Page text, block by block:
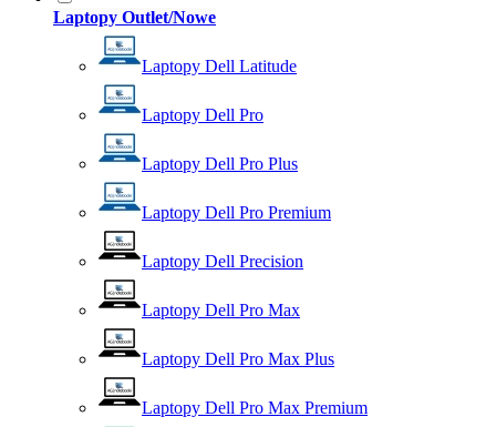
Laptopy Outlet/Nowe
Laptopy Dell Latitude
Laptopy Dell Pro
Laptopy Dell Pro Plus
Laptopy Dell Pro Premium
Laptopy Dell Precision
Laptopy Dell Pro Max
Laptopy Dell Pro Max Plus
Laptopy Dell Pro Max Premium